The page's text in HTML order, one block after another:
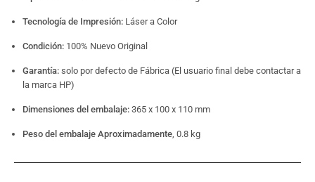
Tecnología de Impresión: Láser a Color
Condición: 100% Nuevo Original
Garantía: solo por defecto de Fábrica (El usuario final debe contactar a
la marca HP)
Dimensiones del embalaje: 365 x 100 x 110 mm
Peso del embalaje Aproximadamente , 0.8 kg